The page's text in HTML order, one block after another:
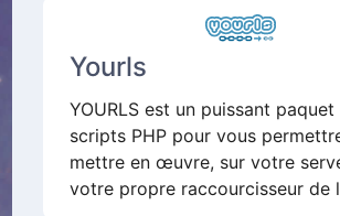
Yourls
YOURLS est un puissant paquet
scripts PHP pour vous
mettre en œuvre, sur votre
votre propre raccourcisseur de